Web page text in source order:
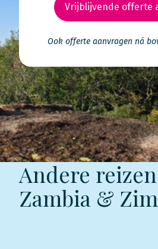
Vrijblijvende offerte
Ook offerte aanvragen ná
Andere
Zambia &